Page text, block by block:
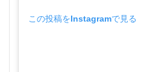
この投稿をInstagramで見る